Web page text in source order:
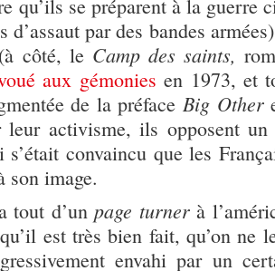
qu’ils se préparent à la guerre
d’assaut par des bandes
côté, le Camp des saints,
aux gémonies en 1973, et
de la préface Big Other
leur activisme, ils opposent
s’était convaincu que les
son image.
tout d’unpage turnerà
est très bien fait, qu’on ne
envahi par un